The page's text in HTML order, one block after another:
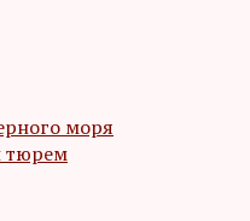
моря
тюрем